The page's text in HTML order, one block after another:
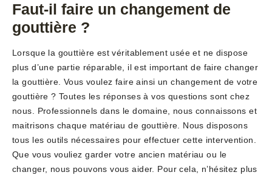
Faut-il faire un changement de
gouttière ?
Lorsque la gouttière est véritablement usée et ne dispose
plus d’une partie réparable, il est important de faire changer
la gouttière. Vous voulez faire ainsi un changement de votre
gouttière ? Toutes les réponses à vos questions sont chez
nous. Professionnels dans le domaine, nous connaissons et
maitrisons chaque matériau de gouttière. Nous disposons
tous les outils nécessaires pour effectuer cette intervention.
Que vous vouliez garder votre ancien matériau ou le
changer, nous pouvons vous aider. Pour cela, n’hésitez plus